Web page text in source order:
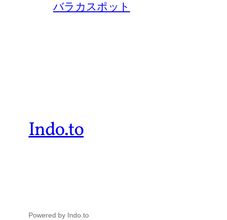
バラカスポット
Indo.to
Powered by Indo.to